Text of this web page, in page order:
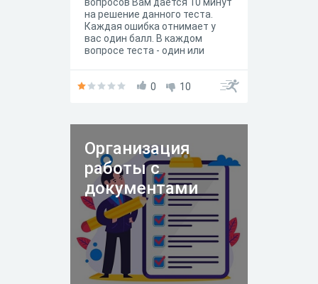
на решение данного теста.
Каждая ошибка отнимает у
вас один балл. В каждом
вопросе теста - один или
один вопрос, где все ответы
будут перемешаны, как и
каждого будут в рандомном
порядке даны свои вопросы и
в разной
последовательности.
0 10
Организация
работы с
документами